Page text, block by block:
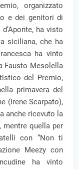
organizzato
e dei genitori di
ha visto
siciliana, che ha
ha vinto
Fausto Mesolella
del Premio,
primavera del
(Irene Scarpato),
anche ricevuto la
mentre quella per
con “Non ti
Meezy con
ha vinto